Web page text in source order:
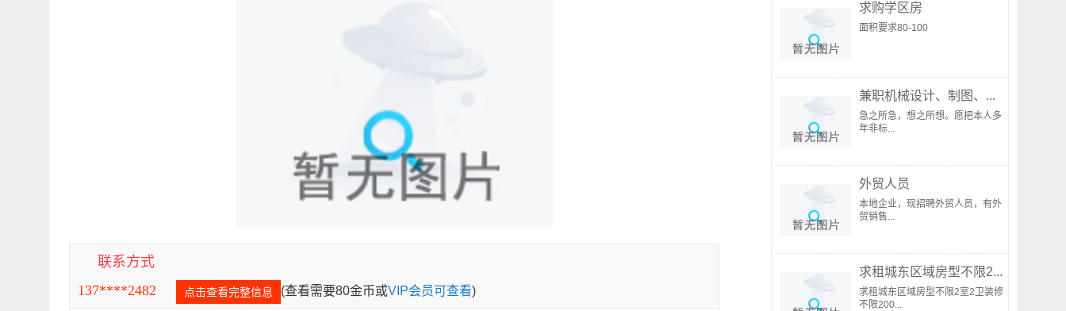
联系方式
137****2482
点击查看完整信息 (查看需要80金币或VIP会员可查看)
求购学区房
面积要求80-100
兼职机械设计、制图、...
急之所急，想之所想。愿把本人多
年非标...
外贸人员
本地企业，现招聘外贸人员，有外
贸销售...
求租城东区域房型不限2...
求租城东区域房型不限2室2卫装修
不限200...